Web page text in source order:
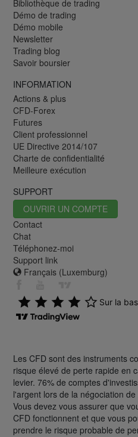
Bibliothèque de trading
Démo de trading
Démo mobile
Newsletter
Trading blog
Savoir boursier
INFORMATION
Actions & plus
CFD-Forex
Futures
Client professionnel
UE Directive 2014/107
Charte de confidentialité
Meilleure exécution
SUPPORT
OUVRIR UN COMPTE
Contact
Chat
Téléphonez-moi
Support link
Français (Luxemburg)
Les CFD sont des instruments
risque élevé de perte rapide en
levier. 76% de comptes
l'argent lors de la négociation
Vous devez vous assurer que
CFD fonctionnent et que vous
prendre le risque probable de